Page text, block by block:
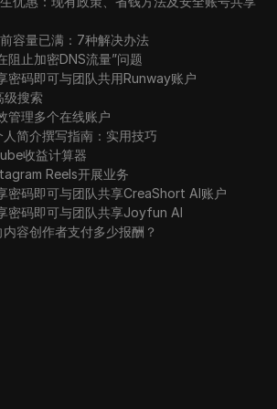
容量已满：7种解决办法
阻止加密DNS流量”问题
密码即可与团队共用Runway账户
级搜索
管理多个在线账户
简介撰写指南：实用技巧
收益计算器
Reels开展业务
密码即可与团队共享CreaShort AI账户
密码即可与团队共享Joyfun AI
容创作者支付多少报酬？